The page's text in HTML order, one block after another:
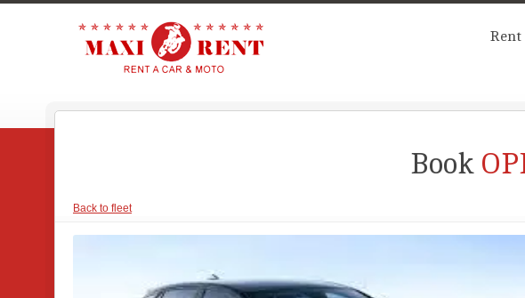
Rent
Book
Back to fleet